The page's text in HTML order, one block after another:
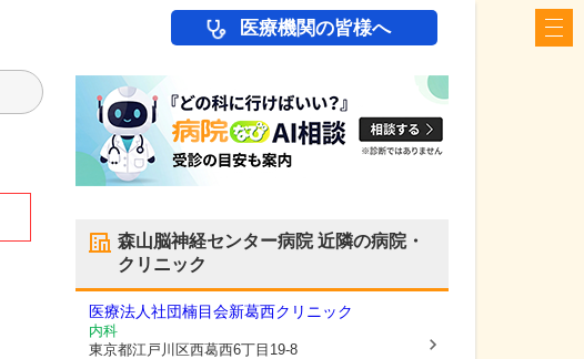
医療機関の皆様へ
森山脳神経センター病院近隣の病院・
クリニック
医療法人社団楠目会新葛西クリニック
内科
東京都江戸川区西葛西6丁目19-8